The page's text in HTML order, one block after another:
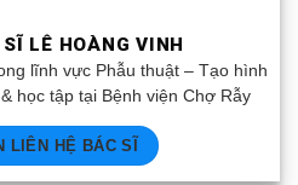
LÊ HOÀNG VINH
lĩnh vực Phẫu thuật – Tạo hình
học tập tại Bệnh viện Chợ Rẫy
LIÊN HỆ BÁC SĨ